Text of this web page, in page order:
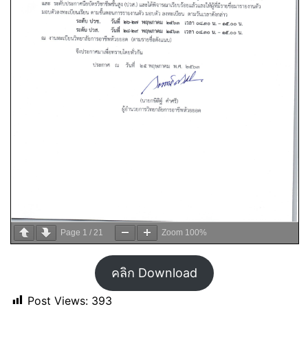
Page 1 / 21 Zoom 100%
คลิก Download
Post Views: 393